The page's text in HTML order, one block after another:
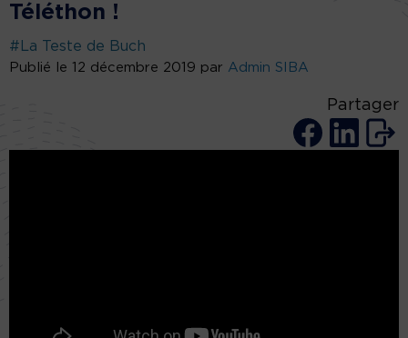
Téléthon !
#La Teste de Buch
Publié le 12 décembre 2019 par Admin SIBA
Partager